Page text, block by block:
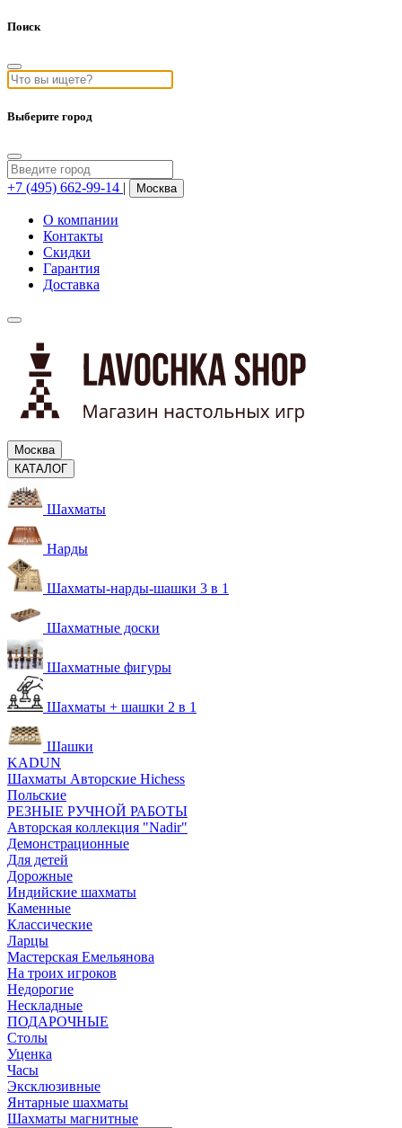
Поиск
Выберите город
+7 (495) 662-99-14 | Москва
О компании
Контакты
Скидки
Гарантия
Доставка
Москва
КАТАЛОГ
Шахматы
Нарды
Шахматы-нарды-шашки 3 в 1
Шахматные доски
Шахматные фигуры
Шахматы + шашки 2 в 1
Шашки
KADUN
Шахматы Авторские Hichess
Польские
РЕЗНЫЕ РУЧНОЙ РАБОТЫ
Авторская коллекция "Nadir"
Демонстрационные
Для детей
Дорожные
Индийские шахматы
Каменные
Классические
Ларцы
Мастерская Емельянова
На троих игроков
Недорогие
Нескладные
ПОДАРОЧНЫЕ
Столы
Уценка
Часы
Эксклюзивные
Янтарные шахматы
Шахматы магнитные